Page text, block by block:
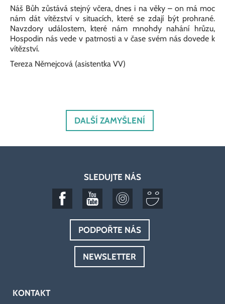
Náš Bůh zůstává stejný včera, dnes i na věky – on má moc
nám dát vítězství v situacích, které se zdají být prohrané.
Navzdory událostem, které nám mnohdy nahání hrůzu,
Hospodin nás vede v patrnosti a v čase svém nás dovede k
vítězství.
Tereza Němejcová (asistentka VV)
DALŠÍ ZAMYŠLENÍ
SLEDUJTE NÁS
PODPOŘTE NÁS
NEWSLETTER
KONTAKT